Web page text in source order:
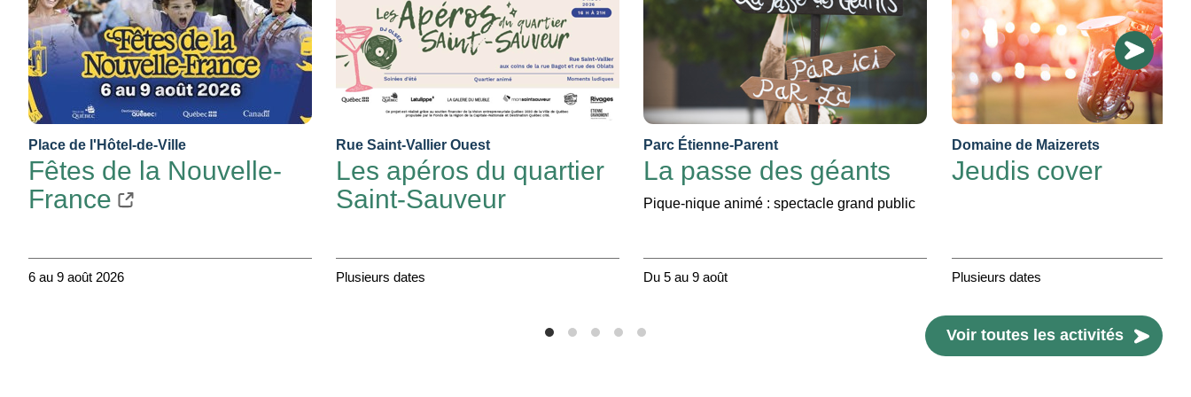
Place de l'Hôtel-de-Ville
Fêtes de la Nouvelle-
France
6 au 9 août 2026
Rue Saint-Vallier Ouest
Les apéros du quartier
Saint-Sauveur
Plusieurs dates
Parc Étienne-Parent
La passe des géants
Pique-nique animé : spectacle grand public
Du 5 au 9 août
Domaine de Maizerets
Jeudis cover
Plusieurs dates
Voir toutes les activités